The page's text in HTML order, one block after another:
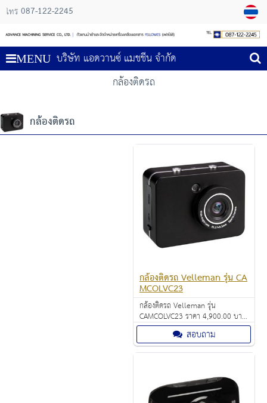
โทร 087-122-2245
MENU บริษัท แอดวานซ์ แมชชีน จำกัด
กล้องติดรถ
กล้องติดรถ
กล้องติดรถ Velleman รุ่น CA
MCOLVC23
กล้องติดรถ Velleman รุ่น
CAMCOLVC23 ราคา 4,900.00 บาท
ใช้บันทึกภาพ หรือ วีดีโอ คุณภาพใน
การบันทึก : 1080p HD video - 30
fps
สอบถาม